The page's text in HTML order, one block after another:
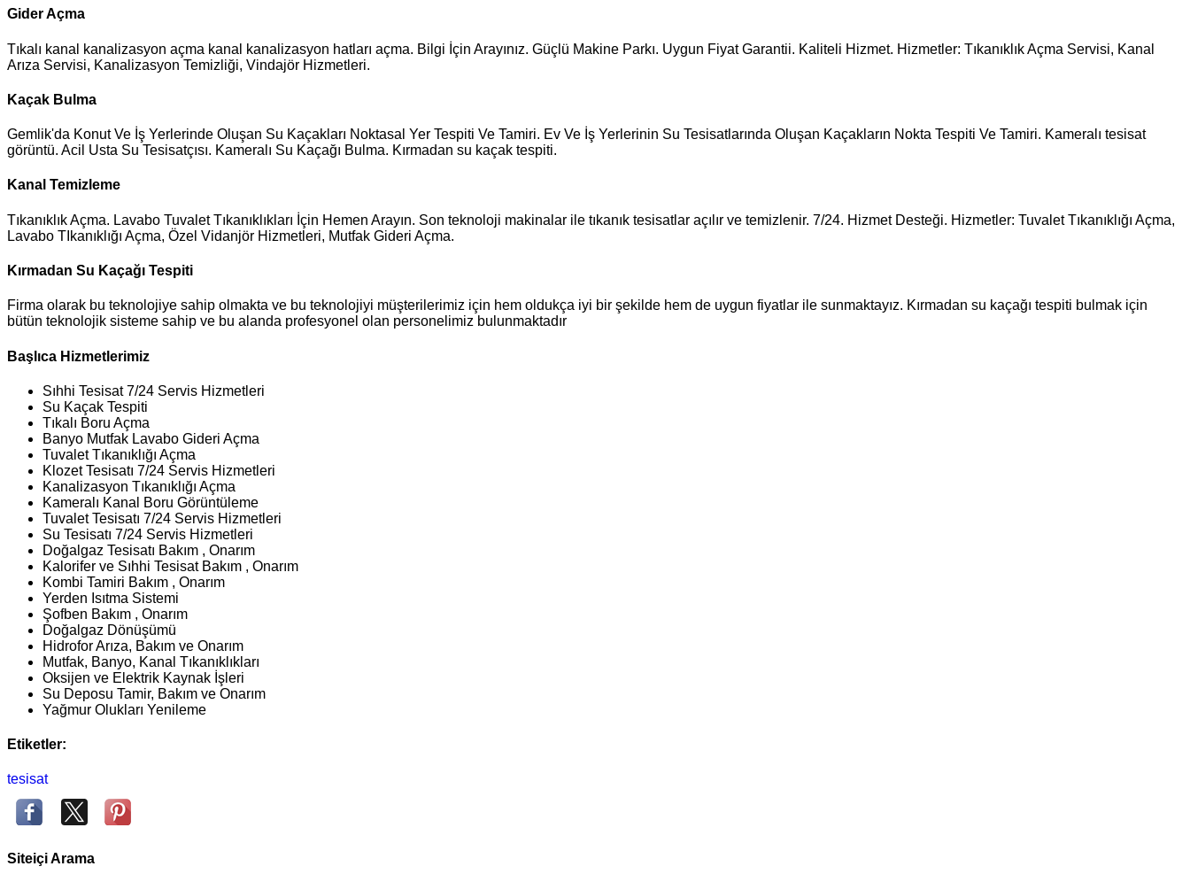
Gider Açma
Tıkalı kanal kanalizasyon açma kanal kanalizasyon hatları açma. Bilgi İçin Arayınız. Güçlü Makine Parkı. Uygun Fiyat Garantii. Kaliteli Hizmet. Hizmetler: Tıkanıklık Açma Servisi, Kanal
Arıza Servisi, Kanalizasyon Temizliği, Vindajör Hizmetleri.
Kaçak Bulma
Gemlik'da Konut Ve İş Yerlerinde Oluşan Su Kaçakları Noktasal Yer Tespiti Ve Tamiri. Ev Ve İş Yerlerinin Su Tesisatlarında Oluşan Kaçakların Nokta Tespiti Ve Tamiri. Kameralı tesisat
görüntü. Acil Usta Su Tesisatçısı. Kameralı Su Kaçağı Bulma. Kırmadan su kaçak tespiti.
Kanal Temizleme
Tıkanıklık Açma. Lavabo Tuvalet Tıkanıklıkları İçin Hemen Arayın. Son teknoloji makinalar ile tıkanık tesisatlar açılır ve temizlenir. 7/24. Hizmet Desteği. Hizmetler: Tuvalet Tıkanıklığı Açma,
Lavabo TIkanıklığı Açma, Özel Vidanjör Hizmetleri, Mutfak Gideri Açma.
Kırmadan Su Kaçağı Tespiti
Firma olarak bu teknolojiye sahip olmakta ve bu teknolojiyi müşterilerimiz için hem oldukça iyi bir şekilde hem de uygun fiyatlar ile sunmaktayız. Kırmadan su kaçağı tespiti bulmak için
bütün teknolojik sisteme sahip ve bu alanda profesyonel olan personelimiz bulunmaktadır
Başlıca Hizmetlerimiz
Sıhhi Tesisat 7/24 Servis Hizmetleri
Su Kaçak Tespiti
Tıkalı Boru Açma
Banyo Mutfak Lavabo Gideri Açma
Tuvalet Tıkanıklığı Açma
Klozet Tesisatı 7/24 Servis Hizmetleri
Kanalizasyon Tıkanıklığı Açma
Kameralı Kanal Boru Görüntüleme
Tuvalet Tesisatı 7/24 Servis Hizmetleri
Su Tesisatı 7/24 Servis Hizmetleri
Doğalgaz Tesisatı Bakım , Onarım
Kalorifer ve Sıhhi Tesisat Bakım , Onarım
Kombi Tamiri Bakım , Onarım
Yerden Isıtma Sistemi
Şofben Bakım , Onarım
Doğalgaz Dönüşümü
Hidrofor Arıza, Bakım ve Onarım
Mutfak, Banyo, Kanal Tıkanıklıkları
Oksijen ve Elektrik Kaynak İşleri
Su Deposu Tamir, Bakım ve Onarım
Yağmur Olukları Yenileme
Etiketler:
tesisat
Siteiçi Arama